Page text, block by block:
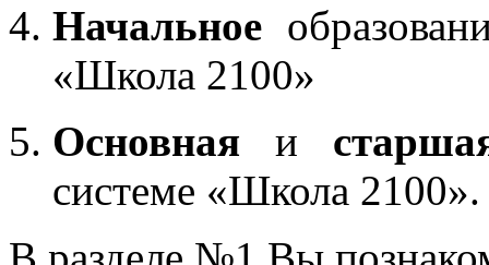
Начальное
«Школа 2100»
Основная и
системе «Школа 2100».